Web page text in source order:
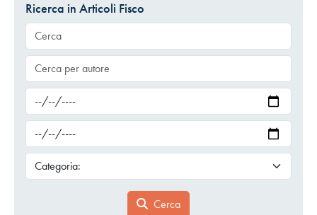
Ricerca in Articoli Fisco
Cerca